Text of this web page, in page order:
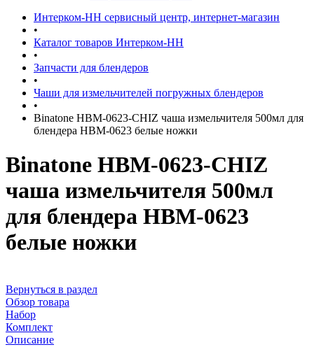
Интерком-НН сервисный центр, интернет-магазин
•
Каталог товаров Интерком-НН
•
Запчасти для блендеров
•
Чаши для измельчителей погружных блендеров
•
Binatone HBM-0623-CHIZ чаша измельчителя 500мл для
блендера HBM-0623 белые ножки
Binatone HBM-0623-CHIZ
чаша измельчителя 500мл
для блендера HBM-0623
белые ножки
Вернуться в раздел
Обзор товара
Набор
Комплект
Описание